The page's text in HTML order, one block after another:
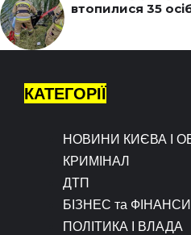
втопилися 35
КАТЕГОРІЇ
НОВИНИ КИЄВА І
КРИМІНАЛ
ДТП
БІЗНЕС та ФІНАНСИ
ПОЛІТИКА І ВЛАДА